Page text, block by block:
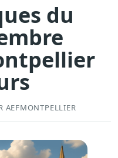
du
AEFMONTPELLIER